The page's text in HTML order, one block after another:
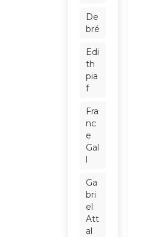
De
bré
Edi
th
pia
f
Fra
nc
e
Gal
l
Ga
bri
el
Att
al